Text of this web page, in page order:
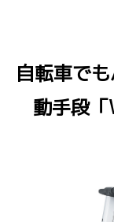
自転車で
動手段